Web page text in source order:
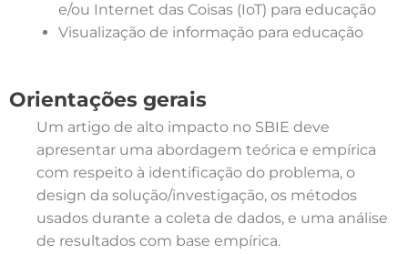
e/ou Internet das Coisas (IoT) para educação
Visualização de informação para educação
Orientações gerais
Um artigo de alto impacto no SBIE deve
apresentar uma abordagem teórica e empírica
com respeito à identificação do problema, o
design da solução/investigação, os métodos
usados durante a coleta de dados, e uma análise
de resultados com base empírica.